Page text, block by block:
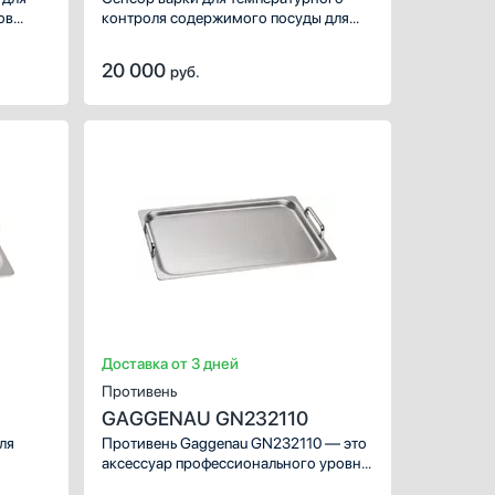
контроля содержимого посуды для
20 000 руб.
для варочных панелей
нержавеющая сталь
нержавеющая сталь
Доставка от 3 дней
Противень
GAGGENAU GN232110
Противень Gaggenau GN232110 — это
аксессуар профессионального уровня